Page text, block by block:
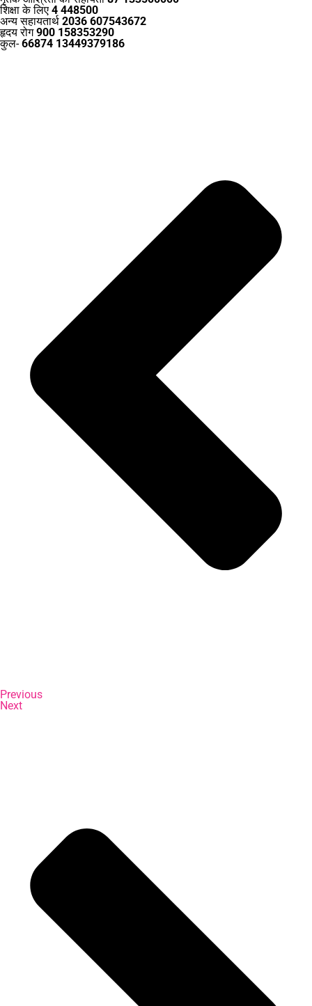
शिक्षा के लिए 4 448500
अन्य सहायतार्थ 2036 607543672
हृदय रोग900 158353290
कुल-66874 13449379186
Previous
Next